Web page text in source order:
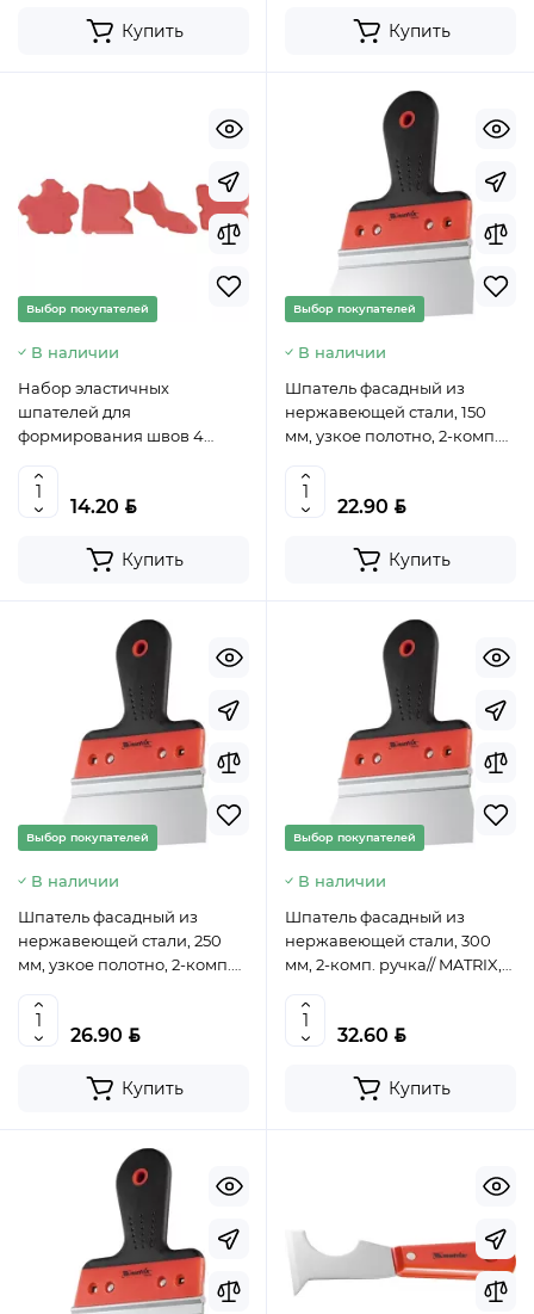
Купить Купить
Выбор покупателей
В наличии
Набор эластичных
шпателей для
формирования швов 4
14.20 BYN
Купить
Выбор покупателей
В наличии
Шпатель фасадный из
нержавеющей стали, 150
мм, узкое полотно, 2-комп.
22.90 BYN
Купить
Выбор покупателей
В наличии
Шпатель фасадный из
нержавеющей стали, 250
мм, узкое полотно, 2-комп.
26.90 BYN
Купить
Выбор покупателей
В наличии
Шпатель фасадный из
нержавеющей стали, 300
мм, 2-комп. ручка// MATRIX,
32.60 BYN
Купить